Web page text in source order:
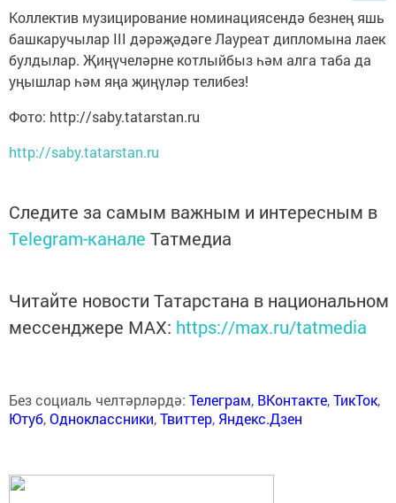
Коллектив музицирование номинациясендә безнең яшь
башкаручылар III дәрәҗәдәге Лауреат дипломына лаек
булдылар. Җиңүчеләрне котлыйбыз һәм алга таба да
уңышлар һәм яңа җиңүләр телибез!
Фото: http://saby.tatarstan.ru
http://saby.tatarstan.ru
Следите за самым важным и интересным в
Telegram-канале Татмедиа
Читайте новости Татарстана в национальном
мессенджере MАХ: https://max.ru/tatmedia
Без социаль челтәрләрдә: Телеграм, ВКонтакте,ТикТок,
Ютуб,Одноклассники,Твиттер, Яндекс.Дзен